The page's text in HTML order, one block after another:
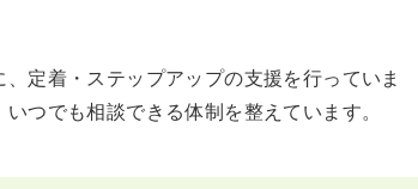
定着・ステップアップの支援を行っていま
つでも相談できる体制を整えています。